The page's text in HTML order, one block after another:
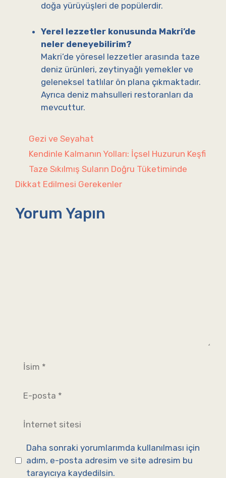
doğa yürüyüşleri de popülerdir.
Yerel lezzetler konusunda Makri’de
neler deneyebilirim?
Makri’de yöresel lezzetler arasında taze
deniz ürünleri, zeytinyağlı yemekler ve
geleneksel tatlılar ön plana çıkmaktadır.
Ayrıca deniz mahsulleri restoranları da
mevcuttur.
Kategoriler
Gezi ve Seyahat
Kendinle Kalmanın Yolları: İçsel Huzurun Keşfi
Taze Sıkılmış Suların Doğru Tüketiminde
Dikkat Edilmesi Gerekenler
Yorum Yapın
İsim
posta
İnternet
Daha sonraki yorumlarımda kullanılması için
adım, e-posta adresim ve site adresim bu
tarayıcıya kaydedilsin.